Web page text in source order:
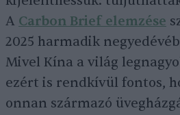
A Carbon Brief elemzése
2025 harmadik
Mivel Kína a világ
ezért is rendkívül fontos,
onnan származó